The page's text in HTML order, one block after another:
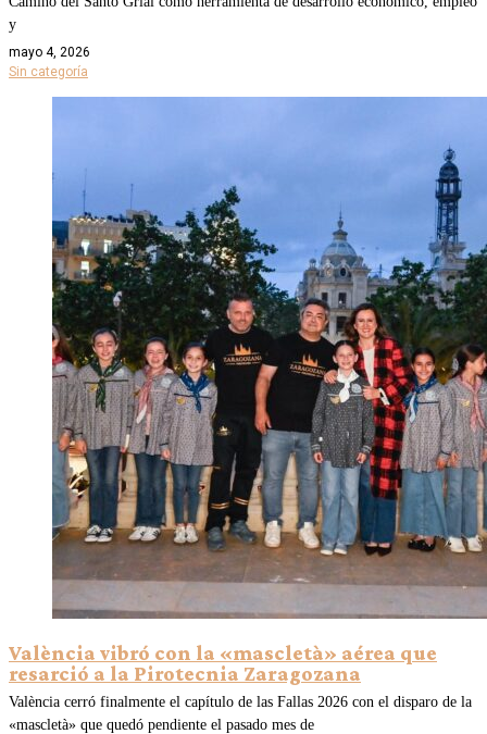
y
mayo 4, 2026
Sin categoría
València vibró con la «mascletà» aérea que
resarció a la Pirotecnia Zaragozana
València cerró finalmente el capítulo de las Fallas 2026 con el disparo de la
«mascletà» que quedó pendiente el pasado mes de